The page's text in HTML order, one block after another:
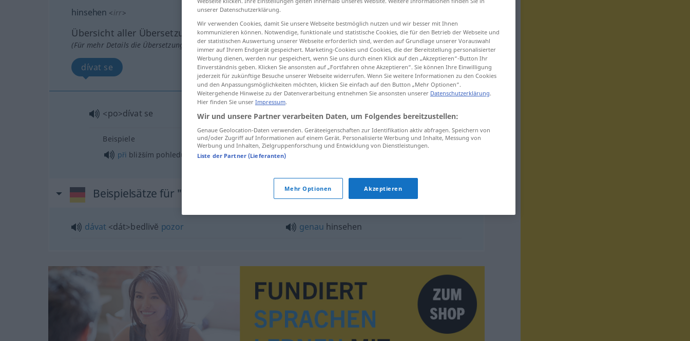
hinsehen <irr>
Übersicht aller Übersetzungen
(Für mehr Details die Übersetzung anklicken/antippen)
dívat se
<po>dívat se hinsehen
Beispiele
při bližším pohledu
Beispielsätze für "hinsehen"
dávat <dát>bedlivĕ pozor genau hinsehen
unserer Datenschutzerklärung.
Wir verwenden Cookies, damit Sie unsere Webseite bestmöglich nutzen und wir besser mit Ihnen
kommunizieren können. Notwendige, funktionale und statistische Cookies, die für den Betrieb der Webseite und
der statistischen Auswertung unserer Webseite erforderlich sind, werden auf Grundlage unserer Vorauswahl
immer auf Ihrem Endgerät gespeichert. Marketing-Cookies und Cookies, die der Bereitstellung personalisierter
Werbung dienen, werden nur gespeichert, wenn Sie uns durch einen Klick auf den „Akzeptieren“-Button Ihr
Einverständnis geben. Klicken Sie ansonsten auf „Fortfahren ohne Akzeptieren“. Sie können Ihre Einwilligung
jederzeit für zukünftige Besuche unserer Webseite widerrufen. Wenn Sie weitere Informationen zu den Cookies
und den Anpassungsmöglichkeiten möchten, klicken Sie einfach auf den Button „Mehr Optionen“.
Weitergehende Hinweise zu der Datenverarbeitung entnehmen Sie ansonsten unserer Datenschutzerklärung.
Hier finden Sie unser Impressum.
Wir und unsere Partner verarbeiten Daten, um Folgendes bereitzustellen:
Genaue Geolocation-Daten verwenden. Geräteeigenschaften zur Identifikation aktiv abfragen. Speichern von
und/oder Zugriff auf Informationen auf einem Gerät. Personalisierte Werbung und Inhalte, Messung von
Werbung und Inhalten, Zielgruppenforschung und Entwicklung von Dienstleistungen.
Liste der Partner (Lieferanten)
Mehr Optionen Akzeptieren